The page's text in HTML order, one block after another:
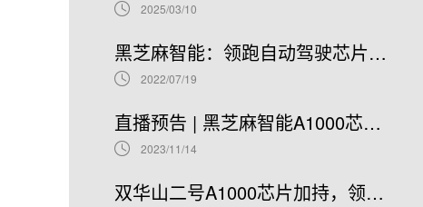
2025/03/10
黑芝麻智能：领跑自动驾驶芯片赛道，开启港股IPO新篇章
2022/07/19
直播预告 | 黑芝麻智能A1000芯片基础软件开发在线研讨会
2023/11/14
双华山二号A1000芯片加持，领克08正式开售！